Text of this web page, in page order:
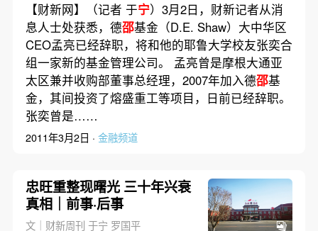
【财新网】（记者 于宁）3月2日，财新记者从消
息人士处获悉，德邵基金（D.E. Shaw）大中华区
CEO孟亮已经辞职，将和他的耶鲁大学校友张奕合
组一家新的基金管理公司。 孟亮曾是摩根大通亚
太区兼并收购部董事总经理，2007年加入德邵基
金，其间投资了熔盛重工等项目，日前已经辞职。
张奕曾是……
2011年3月2日 · 金融频道
忠旺重整现曙光 三十年兴衰
真相｜前事·后事
文｜财新周刊 于宁 罗国平